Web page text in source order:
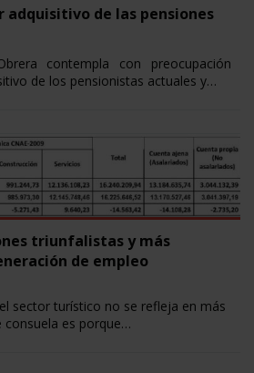
adquisitivo de las pensiones
contempla con preocupación
de los pensionistas actuales y…
triunfalistas y más
de empleo
sector turístico no se refleja en más
consuela es porque…